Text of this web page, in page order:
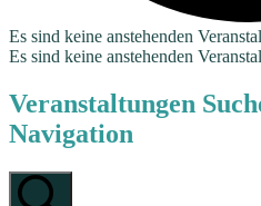
Es sind keine anstehenden
Es sind keine anstehenden
Veranstaltungen
Navigation